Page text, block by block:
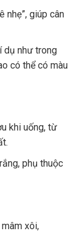
nhẹ”, giúp cân
như trong
có thể có màu
khi uống, từ
phụ thuộc
xôi,